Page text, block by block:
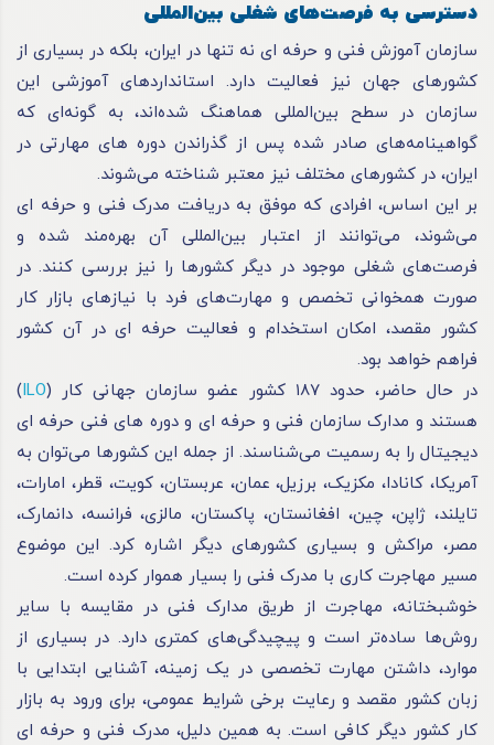
دسترسی به فرصت‌های شغلی بین‌المللی
سازمان آموزش فنی و حرفه ای نه تنها در ایران، بلکه در بسیاری از
کشورهای جهان نیز فعالیت دارد. استانداردهای آموزشی این
سازمان در سطح بین‌المللی هماهنگ شده‌اند، به گونه‌ای که
گواهینامه‌های صادر شده پس از گذراندن دوره های مهارتی در
ایران، در کشورهای مختلف نیز معتبر شناخته می‌شوند.
بر این اساس، افرادی که موفق به دریافت مدرک فنی و حرفه ای
می‌شوند، می‌توانند از اعتبار بین‌المللی آن بهره‌مند شده و
فرصت‌های شغلی موجود در دیگر کشورها را نیز بررسی کنند. در
صورت همخوانی تخصص و مهارت‌های فرد با نیازهای بازار کار
کشور مقصد، امکان استخدام و فعالیت حرفه ای در آن کشور
فراهم خواهد بود.
در حال حاضر، حدود ۱۸۷ کشور عضو سازمان جهانی کار (
ILO
)
هستند و مدارک سازمان فنی و حرفه ای و دوره های فنی حرفه ای
دیجیتال را به رسمیت می‌شناسند. از جمله این کشورها می‌توان به
آمریکا، کانادا، مکزیک، برزیل، عمان، عربستان، کویت، قطر، امارات،
تایلند، ژاپن، چین، افغانستان، پاکستان، مالزی، فرانسه، دانمارک،
مصر، مراکش و بسیاری کشورهای دیگر اشاره کرد. این موضوع
مسیر مهاجرت کاری با مدرک فنی را بسیار هموار کرده است.
خوشبختانه، مهاجرت از طریق مدارک فنی در مقایسه با سایر
روش‌ها ساده‌تر است و پیچیدگی‌های کمتری دارد. در بسیاری از
موارد، داشتن مهارت تخصصی در یک زمینه، آشنایی ابتدایی با
زبان کشور مقصد و رعایت برخی شرایط عمومی، برای ورود به بازار
کار کشور دیگر کافی است. به همین دلیل، مدرک فنی و حرفه ای